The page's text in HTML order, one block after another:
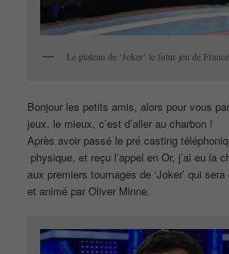
Le plateau de ‘Joker’ le futur jeu de
Bonjour les petits amis, alors pour vous
jeux, le mieux, c’est d’aller au charbon !
Après avoir passé le pré casting
physique, et reçu l’appel en Or, j’ai eu la
aux premiers tournages de ‘Joker’ qui
et animé par Oliver Minne.